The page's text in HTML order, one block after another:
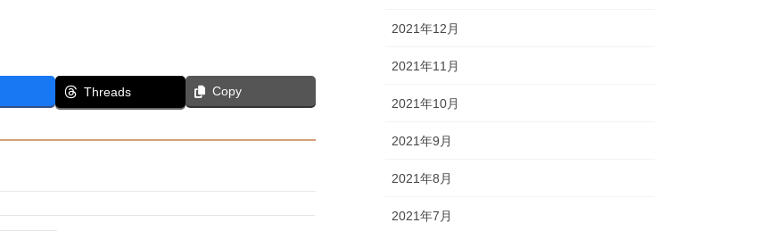
Threads Copy
2021年12月
2021年11月
2021年10月
2021年9月
2021年8月
2021年7月